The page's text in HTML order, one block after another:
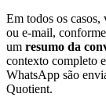
Em todos os
ou e-mail,
um resumo da
contexto completo
WhatsApp são
Quotient.